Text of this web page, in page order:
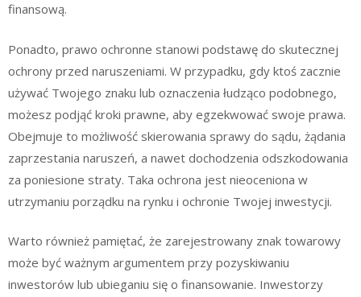
finansową.
Ponadto, prawo ochronne stanowi podstawę do skutecznej
ochrony przed naruszeniami. W przypadku, gdy ktoś zacznie
używać Twojego znaku lub oznaczenia łudząco podobnego,
możesz podjąć kroki prawne, aby egzekwować swoje prawa.
Obejmuje to możliwość skierowania sprawy do sądu, żądania
zaprzestania naruszeń, a nawet dochodzenia odszkodowania
za poniesione straty. Taka ochrona jest nieoceniona w
utrzymaniu porządku na rynku i ochronie Twojej inwestycji.
Warto również pamiętać, że zarejestrowany znak towarowy
może być ważnym argumentem przy pozyskiwaniu
inwestorów lub ubieganiu się o finansowanie. Inwestorzy